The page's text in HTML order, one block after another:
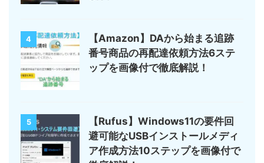
4
【Amazon】DAから始まる追跡
番号商品の再配達依頼方法6ステ
ップを画像付で徹底解説！
5
【Rufus】Windows11の要件回
避可能なUSBインストールメディ
ア作成方法10ステップを画像付で